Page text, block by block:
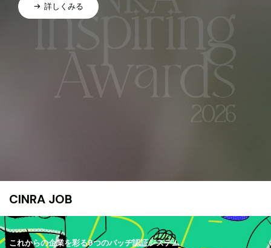
詳しくみる
CINRA JOB
これからの企業を彩る9つのバッヂ認証システム